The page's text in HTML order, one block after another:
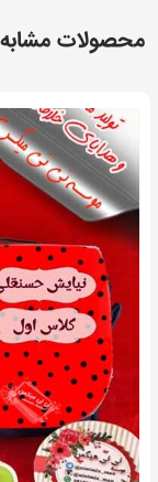
محصولات مشابه